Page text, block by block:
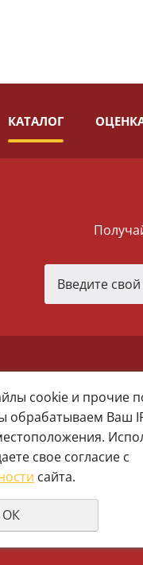
КАТАЛОГ
67 (Мира 2)
13 (Малышева
cookie и прочие
обрабатываем Ваш
свое согласие с
сайта.
ОК